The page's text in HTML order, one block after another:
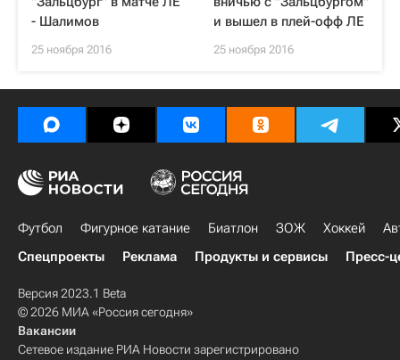
- Шалимов
25 ноября 2016
и вышел в плей-офф ЛЕ
25 ноября 2016
Футбол Фигурное катание Биатлон ЗОЖ Хоккей
Спецпроекты
Реклама Продукты и сервисы Пресс-
Версия 2023.1 Beta
© 2026 МИА «Россия сегодня»
Вакансии
Сетевое издание РИА Новости зарегистрировано